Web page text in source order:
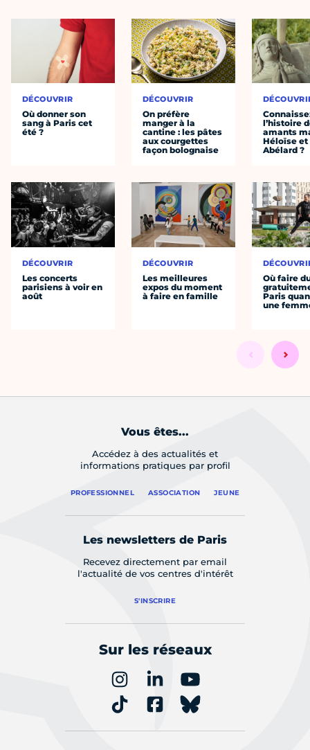
DÉCOUVRIR
Où donner son
sang à Paris cet
été ?
DÉCOUVRIR
Les concerts
parisiens à voir en
août
DÉCOUVRIR
On préfère
manger à la
cantine : les pâtes
aux courgettes
façon bolognaise
DÉCOUVRIR
Les meilleures
expos du moment
à faire en famille
l’histoire
amants
Héloïse et
Abélard ?
Où faire
Paris
une
Vous êtes...
Accédez à des actualités et
informations pratiques par profil
PROFESSIONNEL ASSOCIATION JEUNE
Les newsletters de Paris
Recevez directement par email
l'actualité de vos centres d'intérêt
S'INSCRIRE
Sur les réseaux